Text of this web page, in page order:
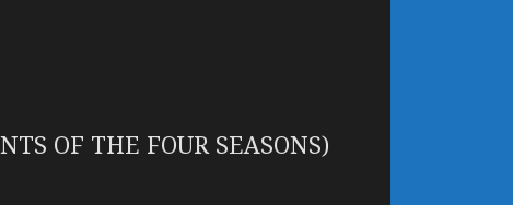
OF THE FOUR SEASONS)